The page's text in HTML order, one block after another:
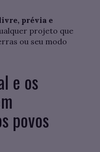
prévia e
projeto que
ou seu modo
e os
povos